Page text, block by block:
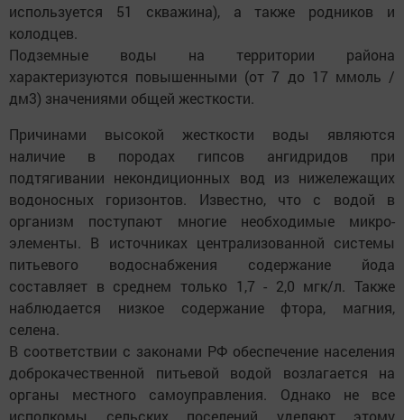
используется 51 скважина), а также родников и
колодцев.
Подземные воды на территории района
характеризуются повышенными (от 7 до 17 ммоль /
дм3) значениями общей жесткости.
Причинами высокой жесткости воды являются
наличие в породах гипсов ангидридов при
подтягивании некондиционных вод из нижележащих
водоносных горизонтов. Известно, что с водой в
организм поступают многие необходимые микро-
элементы. В источниках централизованной системы
питьевого водоснабжения содержание йода
составляет в среднем только 1,7 - 2,0 мгк/л. Также
наблюдается низкое содержание фтора, магния,
селена.
В соответствии с законами РФ обеспечение населения
доброкачественной питьевой водой возлагается на
органы местного самоуправления. Однако не все
исполкомы сельских поселений уделяют этому